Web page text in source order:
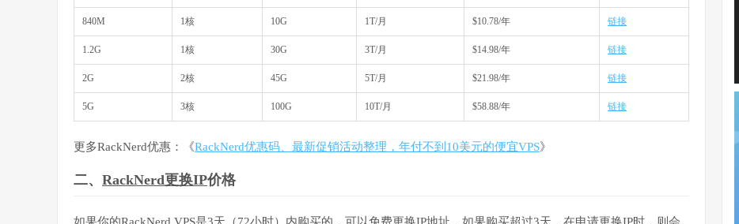
840M 1核 10G 1T/月 $10.78/年 链接
1.2G 1核 30G 3T/月 $14.98/年 链接
2G 2核 45G 5T/月 $21.98/年 链接
5G 3核 100G 10T/月 $58.88/年 链接
更多RackNerd优惠：《RackNerd优惠码、最新促销活动整理，年付不到10美元的便宜VPS》
二、 RackNerd更换IP价格